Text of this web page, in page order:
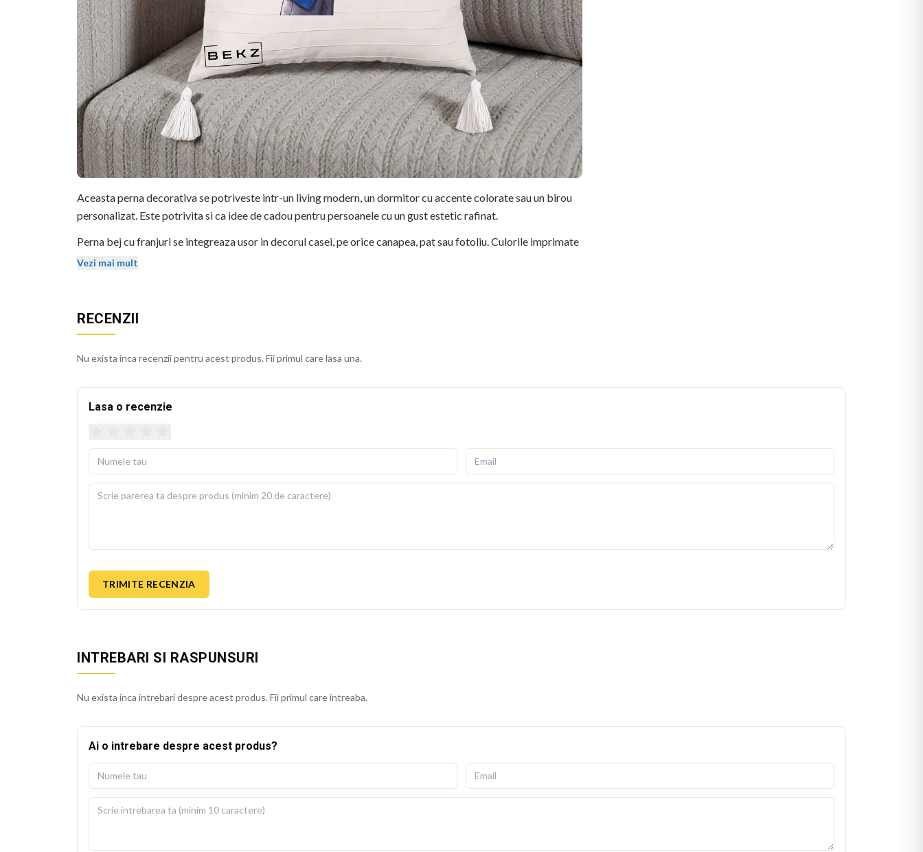
Aceasta perna decorativa se potriveste intr-un living modern, un dormitor cu accente colorate sau un birou
personalizat. Este potrivita si ca idee de cadou pentru persoanele cu un gust estetic rafinat.
Perna bej cu franjuri se integreaza usor in decorul casei, pe orice canapea, pat sau fotoliu. Culorile imprimate
isi mentin stralucirea si dupa spalari repetate.
cm.
Vezi mai mult
RECENZII
Nu exista inca recenzii pentru acest produs. Fii primul care lasa una.
Lasa o recenzie
TRIMITE RECENZIA
INTREBARI SI RASPUNSURI
Nu exista inca intrebari despre acest produs. Fii primul care intreaba.
Ai o intrebare despre acest produs?